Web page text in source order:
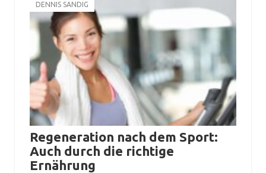
DENNIS SANDIG
Regeneration nach dem Sport:
Auch durch die richtige
Ernährung